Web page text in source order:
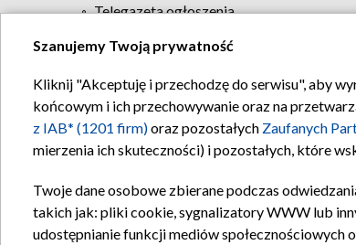
Telegazeta ogłoszenia
Szanujemy Twoją prywatność
Kliknij "Akceptuję i przechodzę do serwisu", aby
końcowym i ich przechowywanie oraz na
z IAB* (1201 firm)oraz pozostałych Zaufanych
mierzenia ich skuteczności) i pozostałych, które
Twoje dane osobowe zbierane podczas
takich jak: pliki cookie, sygnalizatory WWW lub
udostępnianie funkcji mediów społecznościowych